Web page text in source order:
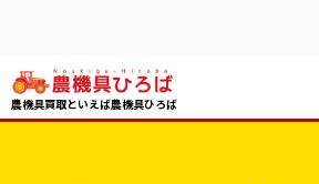
農機具買取といえば農機具ひろば